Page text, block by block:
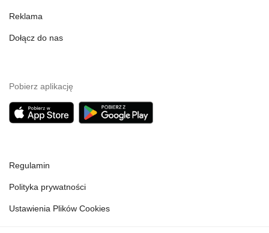
Reklama
Dołącz do nas
Pobierz aplikację
Regulamin
Polityka prywatności
Ustawienia Plików Cookies